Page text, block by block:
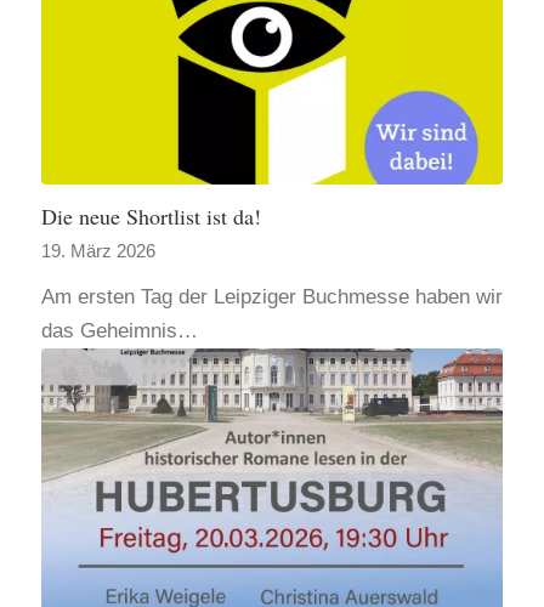
Die neue Shortlist ist da!
19. März 2026
Am ersten Tag der Leipziger Buchmesse haben wir
das Geheimnis…